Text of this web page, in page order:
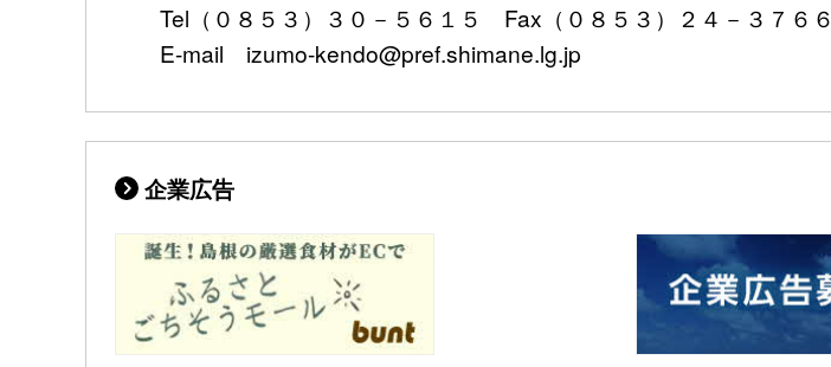
Tel（０８５３）３０－５６１５ Fax（０８５３）２４－３７６６
E-mail izumo-kendo@pref.shimane.lg.jp
企業広告